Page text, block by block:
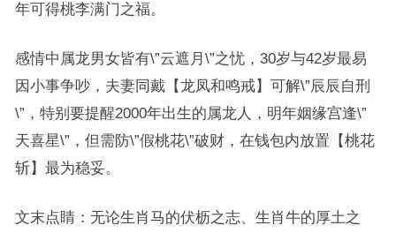
年可得桃李满门之福。
感情中属龙男女皆有\”云遮月\”之忧，30岁与42岁最易
因小事争吵，夫妻同戴【龙凤和鸣戒】可解\”辰辰自刑
\”，特别要提醒2000年出生的属龙人，明年姻缘宫逢\”
天喜星\”，但需防\”假桃花\”破财，在钱包内放置【桃花
斩】最为稳妥。
文末点睛：无论生肖马的伏枥之志、生肖牛的厚土之